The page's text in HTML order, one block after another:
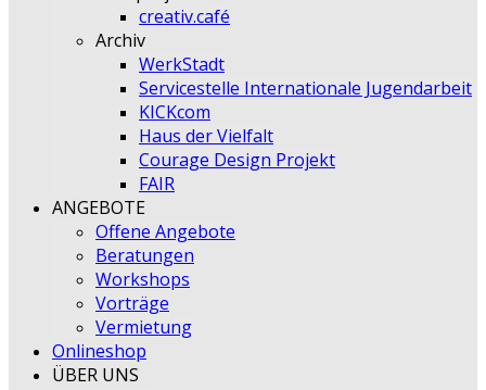
creativ.café
Archiv
WerkStadt
Servicestelle Internationale Jugendarbeit
KICKcom
Haus der Vielfalt
Courage Design Projekt
FAIR
ANGEBOTE
Offene Angebote
Beratungen
Workshops
Vorträge
Vermietung
Onlineshop
ÜBER UNS